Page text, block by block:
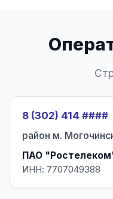
8 (302) 414 ####
район м.
ПАО
ИНН: 7707049388